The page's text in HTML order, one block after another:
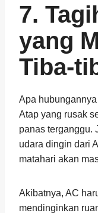
7.
yang
Tiba-
Apa
Atap yang rusak
panas terganggu.
udara dingin dari
matahari akan
Akibatnya, AC
mendinginkan